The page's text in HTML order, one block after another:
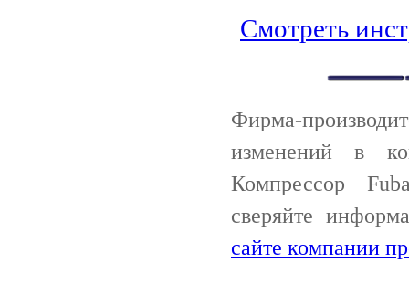
Смотреть
Фирма-
изменений в
Компрессор
сверяйте
сайте компании